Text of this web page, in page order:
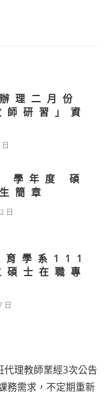
理二月份
師研習」資
學年度 碩
簡章
日
育學系111
士在職專
日
代理教師業經3次公告
務需求，不定期重新